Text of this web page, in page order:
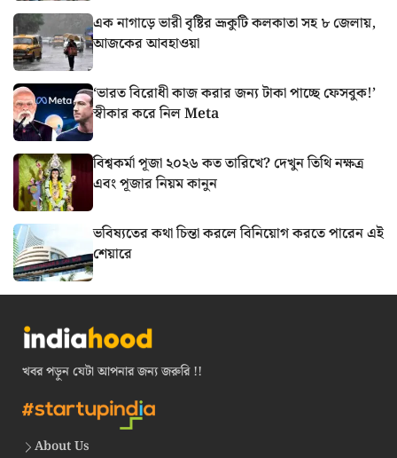
এক নাগাড়ে ভারী বৃষ্টির ভ্রূকুটি কলকাতা সহ ৮ জেলায়,
আজকের আবহাওয়া
‘ভারত বিরোধী কাজ করার জন্য টাকা পাচ্ছে ফেসবুক!’
স্বীকার করে নিল Meta
বিশ্বকর্মা পূজা ২০২৬ কত তারিখে? দেখুন তিথি নক্ষত্র
এবং পূজার নিয়ম কানুন
ভবিষ্যতের কথা চিন্তা করলে বিনিয়োগ করতে পারেন এই
শেয়ারে
খবর পড়ুন যেটা আপনার জন্য জরুরি !!
About Us